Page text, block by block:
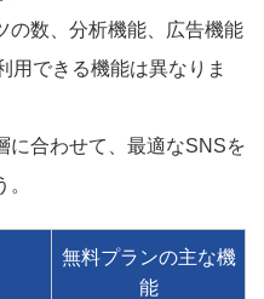
の数、分析機能、広告機能
用できる機能は異なりま
に合わせて、最適なSNSを
無料プランの主な機
能